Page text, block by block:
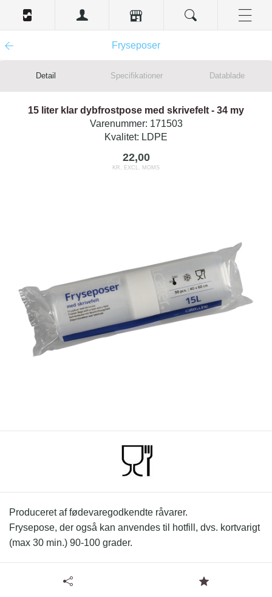
Fryseposer
Detail Specifikationer Datablade
15 liter klar dybfrostpose med skrivefelt - 34 my
Varenummer: 171503
Kvalitet: LDPE
22,00
KR. EXCL. MOMS
Produceret af fødevaregodkendte råvarer.
Frysepose, der også kan anvendes til hotfill, dvs. kortvarigt
(max 30 min.) 90-100 grader.
Tilgængelige specifikationer for 15 liter klar
Overensstemmelseserklæring